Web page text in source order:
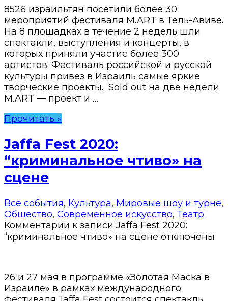
8526 израильтян посетили более 30
мероприятий фестиваля M.ART в Тель-Авиве.
На 8 площадках в течение 2 недель шли
спектакли, выступления и концерты, в
которых приняли участие более 300
артистов. Фестиваль российской и русской
культуры привез в Израиль самые яркие
творческие проекты. Sold out на две недели
M.ART — проект и …
Прочитать »
Jaffa Fest 2020:
“криминальное чтиво» на
сцене
Все события, Культура, Мировые шоу и турне,
Общество, Современное искусство, Театр
Комментарии к записи Jaffa Fest 2020:
“криминальное чтиво» на сцене отключены
26 и 27 мая в программе «Золотая Маска в
Израиле» в рамках международного